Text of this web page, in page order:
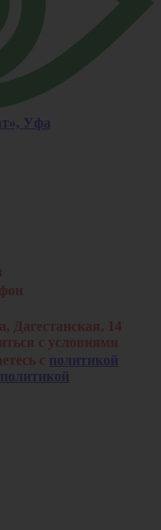
Дагестанская, 14
с условиями
с политикой
политикой